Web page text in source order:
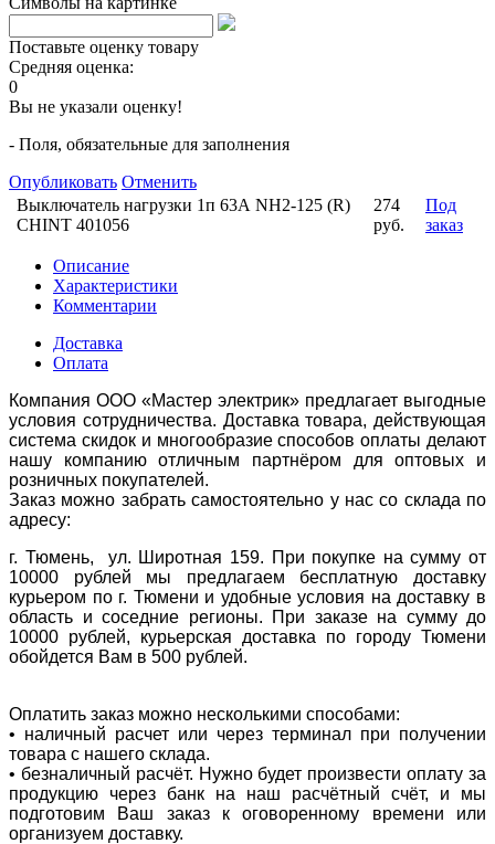
Поставьте оценку товару
Средняя оценка:
0
Вы не указали оценку!
- Поля, обязательные для заполнения
Опубликовать Отменить
Выключатель нагрузки 1п 63А NH2-125 (R)
CHINT 401056
274
руб.
Под
заказ
Описание
Характеристики
Комментарии
Доставка
Оплата
Компания ООО «Мастер электрик» предлагает выгодные
условия сотрудничества. Доставка товара, действующая
система скидок и многообразие способов оплаты делают
нашу компанию отличным партнёром для оптовых и
розничных покупателей.
Заказ можно забрать самостоятельно у нас со склада по
адресу:
г. Тюмень, ул. Широтная 159. При покупке на сумму от
10000 рублей мы предлагаем бесплатную доставку
курьером по г. Тюмени и удобные условия на доставку в
область и соседние регионы. При заказе на сумму до
10000 рублей, курьерская доставка по городу Тюмени
обойдется Вам в 500 рублей.
Оплатить заказ можно несколькими способами:
• наличный расчет или через терминал при получении
товара с нашего склада.
• безналичный расчёт. Нужно будет произвести оплату за
продукцию через банк на наш расчётный счёт, и мы
подготовим Ваш заказ к оговоренному времени или
организуем доставку.